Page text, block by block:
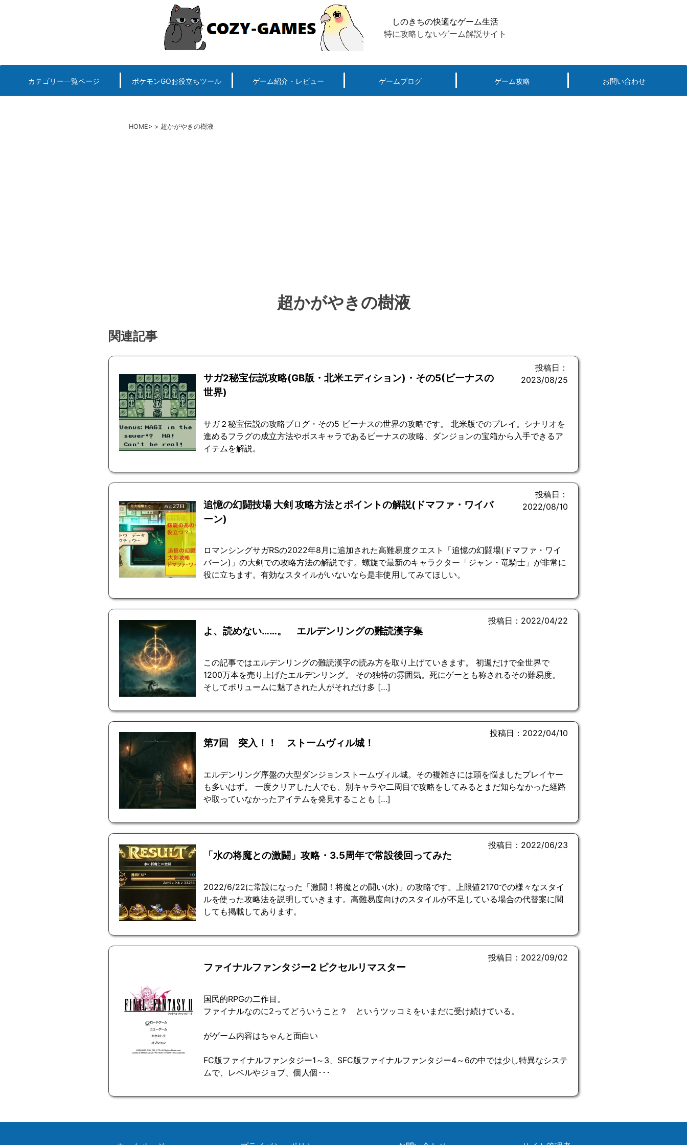
へ
しのきちの快適なゲーム生活
特に攻略しないゲーム解説サイト
カテゴリー一覧ページ ポケモンGOお役立ちツール ゲーム紹介・レビュー ゲームブログ ゲーム攻略 お問い合わせ
HOME 超かがやきの樹液
超かがやきの樹液
関連記事
サガ2秘宝伝説攻略(GB版・北米エディション)・その5(ビーナスの
世界)
投稿日：
2023/08/25
サガ２秘宝伝説の攻略ブログ・その5 ビーナスの世界の攻略です。 北米版でのプレイ。シナリオを
進めるフラグの成立方法やボスキャラであるビーナスの攻略、ダンジョンの宝箱から入手できるア
イテムを解説。
追憶の幻闘技場 大剣 攻略方法とポイントの解説(ドマファ・ワイバ
ーン)
投稿日：
2022/08/10
ロマンシングサガRSの2022年8月に追加された高難易度クエスト「追憶の幻闘場(ドマファ・ワイ
バーン)」の大剣での攻略方法の解説です。螺旋で最新のキャラクター「ジャン・竜騎士」が非常に
役に立ちます。有効なスタイルがいないなら是非使用してみてほしい。
よ、読めない……。 エルデンリングの難読漢字集
投稿日：2022/04/22
この記事ではエルデンリングの難読漢字の読み方を取り上げていきます。 初週だけで全世界で
1200万本を売り上げたエルデンリング。 その独特の雰囲気。死にゲーとも称されるその難易度。
そしてボリュームに魅了された人がそれだけ多 […]
第7回 突入！！ ストームヴィル城！
投稿日：2022/04/10
エルデンリング序盤の大型ダンジョンストームヴィル城。その複雑さには頭を悩ましたプレイヤー
も多いはず。 一度クリアした人でも、別キャラや二周目で攻略をしてみるとまだ知らなかった経路
や取っていなかったアイテムを発見することも […]
「水の将魔との激闘」攻略・3.5周年で常設後回ってみた
投稿日：2022/06/23
2022/6/22に常設になった「激闘！将魔との闘い(水)」の攻略です。上限値2170での様々なスタイ
ルを使った攻略法を説明していきます。高難易度向けのスタイルが不足している場合の代替案に関
しても掲載してあります。
ファイナルファンタジー2 ピクセルリマスター
投稿日：2022/09/02
国民的RPGの二作目。
ファイナルなのに2ってどういうこと？ というツッコミをいまだに受け続けている。
がゲーム内容はちゃんと面白い
FC版ファイナルファンタジー1～3、SFC版ファイナルファンタジー4～6の中では少し特異なシステ
ムで、レベルやジョブ、個人個･･･